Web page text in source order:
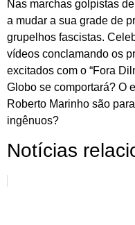
Nas marchas golpistas
a mudar a sua grade de
grupelhos fascistas.
vídeos conclamando os
excitados com o “Fora
Globo se comportará? O
Roberto Marinho são
ingênuos?
Notícias